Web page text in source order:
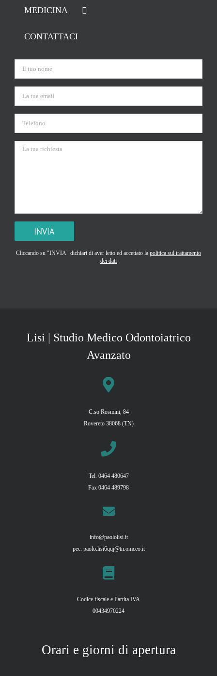
MEDICINA
CONTATTACI
Si prega di lasciare vuoto questo campo.
Cliccando su "INVIA" dichiari di aver letto ed accettato la politica sul trattamento
dei dati
Lisi | Studio Medico Odontoiatrico
Avanzato
C.so Rosmini, 84
Rovereto 38068 (TN)
Tel. 0464 480647
Fax 0464 489798
info@paololisi.it
pec: paolo.lisi6qqj@tn.omceo.it
Codice fiscale e Partita IVA
00434970224
Orari e giorni di apertura